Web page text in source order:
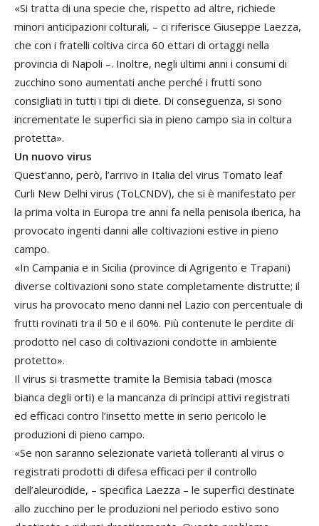
«Si tratta di una specie che, rispetto ad altre, richiede
minori anticipazioni colturali, – ci riferisce Giuseppe Laezza,
che con i fratelli coltiva circa 60 ettari di ortaggi nella
provincia di Napoli –. Inoltre, negli ultimi anni i consumi di
zucchino sono aumentati anche perché i frutti sono
consigliati in tutti i tipi di diete. Di conseguenza, si sono
incrementate le superfici sia in pieno campo sia in coltura
protetta».
Un nuovo virus
Quest’anno, però, l’arrivo in Italia del virus Tomato leaf
Curli New Delhi virus (ToLCNDV), che si è manifestato per
la prima volta in Europa tre anni fa nella penisola iberica, ha
provocato ingenti danni alle coltivazioni estive in pieno
campo.
«In Campania e in Sicilia (province di Agrigento e Trapani)
diverse coltivazioni sono state completamente distrutte; il
virus ha provocato meno danni nel Lazio con percentuale di
frutti rovinati tra il 50 e il 60%. Più contenute le perdite di
prodotto nel caso di coltivazioni condotte in ambiente
protetto».
Il virus si trasmette tramite la Bemisia tabaci (mosca
bianca degli orti) e la mancanza di principi attivi registrati
ed efficaci contro l’insetto mette in serio pericolo le
produzioni di pieno campo.
«Se non saranno selezionate varietà tolleranti al virus o
registrati prodotti di difesa efficaci per il controllo
dell’aleurodide, – specifica Laezza – le superfici destinate
allo zucchino per le produzioni nel periodo estivo sono